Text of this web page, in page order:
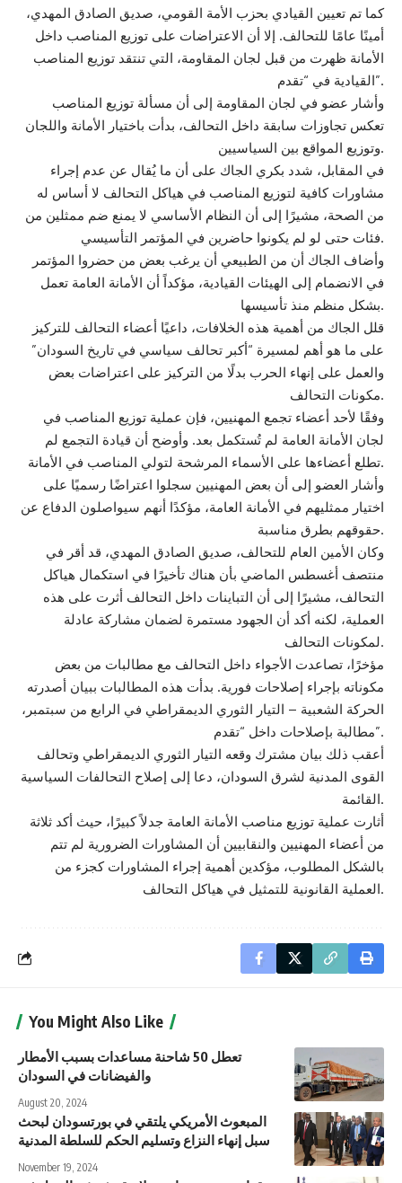
كما تم تعيين القيادي بحزب الأمة القومي، صديق الصادق المهدي،
أمينًا عامًا للتحالف. إلا أن الاعتراضات على توزيع المناصب داخل
الأمانة ظهرت من قبل لجان المقاومة، التي تنتقد توزيع المناصب
القيادية في “تقدم”.
وأشار عضو في لجان المقاومة إلى أن مسألة توزيع المناصب
تعكس تجاوزات سابقة داخل التحالف، بدأت باختيار الأمانة واللجان
وتوزيع المواقع بين السياسيين.
في المقابل، شدد بكري الجاك على أن ما يُقال عن عدم إجراء
مشاورات كافية لتوزيع المناصب في هياكل التحالف لا أساس له
من الصحة، مشيرًا إلى أن النظام الأساسي لا يمنع ضم ممثلين من
فئات حتى لو لم يكونوا حاضرين في المؤتمر التأسيسي.
وأضاف الجاك أن من الطبيعي أن يرغب بعض من حضروا المؤتمر
في الانضمام إلى الهيئات القيادية، مؤكداً أن الأمانة العامة تعمل
بشكل منظم منذ تأسيسها.
قلل الجاك من أهمية هذه الخلافات، داعيًا أعضاء التحالف للتركيز
على ما هو أهم لمسيرة “أكبر تحالف سياسي في تاريخ السودان”
والعمل على إنهاء الحرب بدلًا من التركيز على اعتراضات بعض
مكونات التحالف.
وفقًا لأحد أعضاء تجمع المهنيين، فإن عملية توزيع المناصب في
لجان الأمانة العامة لم تُستكمل بعد. وأوضح أن قيادة التجمع لم
تطلع أعضاءها على الأسماء المرشحة لتولي المناصب في الأمانة.
وأشار العضو إلى أن بعض المهنيين سجلوا اعتراضًا رسميًا على
اختيار ممثليهم في الأمانة العامة، مؤكدًا أنهم سيواصلون الدفاع عن
حقوقهم بطرق مناسبة.
وكان الأمين العام للتحالف، صديق الصادق المهدي، قد أقر في
منتصف أغسطس الماضي بأن هناك تأخيرًا في استكمال هياكل
التحالف، مشيرًا إلى أن التباينات داخل التحالف أثرت على هذه
العملية، لكنه أكد أن الجهود مستمرة لضمان مشاركة عادلة
لمكونات التحالف.
مؤخرًا، تصاعدت الأجواء داخل التحالف مع مطالبات من بعض
مكوناته بإجراء إصلاحات فورية. بدأت هذه المطالبات ببيان أصدرته
الحركة الشعبية – التيار الثوري الديمقراطي في الرابع من سبتمبر،
مطالبة بإصلاحات داخل “تقدم”.
أعقب ذلك بيان مشترك وقعه التيار الثوري الديمقراطي وتحالف
القوى المدنية لشرق السودان، دعا إلى إصلاح التحالفات السياسية
القائمة.
أثارت عملية توزيع مناصب الأمانة العامة جدلاً كبيرًا، حيث أكد ثلاثة
من أعضاء المهنيين والنقابيين أن المشاورات الضرورية لم تتم
بالشكل المطلوب، مؤكدين أهمية إجراء المشاورات كجزء من
العملية القانونية للتمثيل في هياكل التحالف.
You Might Also Like
تعطل 50 شاحنة مساعدات بسبب الأمطار
والفيضانات في السودان
August 20, 2024
المبعوث الأمريكي يلتقي في بورتسودان لبحث
سبل إنهاء النزاع وتسليم الحكم للسلطة المدنية
November 19, 2024